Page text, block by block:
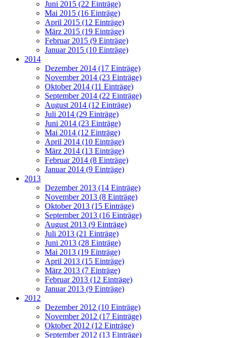
Juni 2015 (22 Einträge)
Mai 2015 (16 Einträge)
April 2015 (12 Einträge)
März 2015 (19 Einträge)
Februar 2015 (9 Einträge)
Januar 2015 (10 Einträge)
2014
Dezember 2014 (17 Einträge)
November 2014 (23 Einträge)
Oktober 2014 (11 Einträge)
September 2014 (22 Einträge)
August 2014 (12 Einträge)
Juli 2014 (29 Einträge)
Juni 2014 (23 Einträge)
Mai 2014 (12 Einträge)
April 2014 (10 Einträge)
März 2014 (13 Einträge)
Februar 2014 (8 Einträge)
Januar 2014 (9 Einträge)
2013
Dezember 2013 (14 Einträge)
November 2013 (8 Einträge)
Oktober 2013 (15 Einträge)
September 2013 (16 Einträge)
August 2013 (9 Einträge)
Juli 2013 (21 Einträge)
Juni 2013 (28 Einträge)
Mai 2013 (19 Einträge)
April 2013 (15 Einträge)
März 2013 (7 Einträge)
Februar 2013 (12 Einträge)
Januar 2013 (9 Einträge)
2012
Dezember 2012 (10 Einträge)
November 2012 (17 Einträge)
Oktober 2012 (12 Einträge)
September 2012 (13 Einträge)